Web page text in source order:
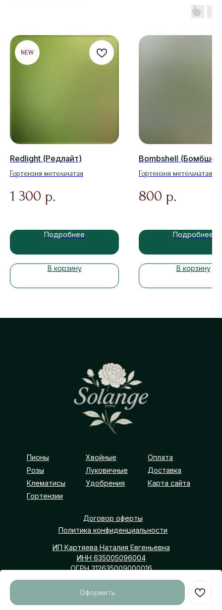
Оформить
NEW
Redlight (Редлайт)
Гортензия метельчатая
1 300 р.
Подробнее
В корзину
Bombshell
Гортензия метельчатая
800 р.
Подробнее
В корзину
solangepeony@yangex.ru +7 (903) 300-10-30
Оплата
Карта сайта
Доставка
Удобрения
Луковичные
Хвойные
Гортензии
Клематисы
Розы
Пионы
Договор оферты
Политика конфиденциальности
ИП Картяева Наталия Евгеньевна
ИНН 635005096004
ОГРН 312635009000016
Самарская обл, р-н Борский, с Покровка